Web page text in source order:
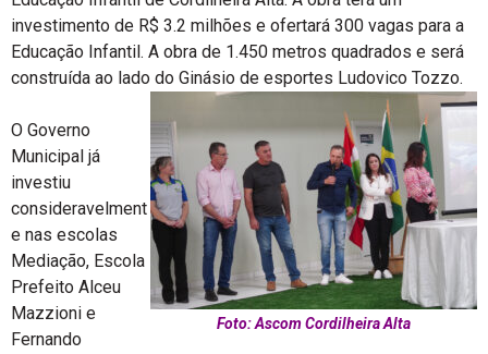
investimento de R$ 3.2 milhões e ofertará 300 vagas para a
Educação Infantil. A obra de 1.450 metros quadrados e será
construída ao lado do Ginásio de esportes Ludovico Tozzo.
Foto: Ascom Cordilheira Alta
O Governo
Municipal já
investiu
consideravelment
e nas escolas
Mediação, Escola
Prefeito Alceu
Mazzioni e
Fernando